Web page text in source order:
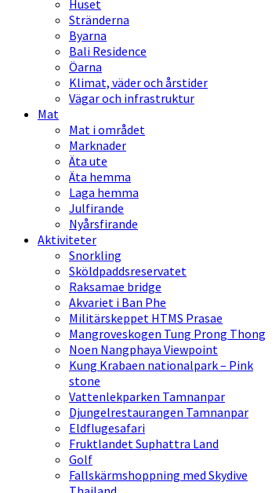
Huset
Stränderna
Byarna
Bali Residence
Öarna
Klimat, väder och årstider
Vägar och infrastruktur
Mat
Mat i området
Marknader
Äta ute
Äta hemma
Laga hemma
Julfirande
Nyårsfirande
Aktiviteter
Snorkling
Sköldpaddsreservatet
Raksamae bridge
Akvariet i Ban Phe
Militärskeppet HTMS Prasae
Mangroveskogen Tung Prong Thong
Noen Nangphaya Viewpoint
Kung Krabaen nationalpark – Pink
stone
Vattenlekparken Tamnanpar
Djungelrestaurangen Tamnanpar
Eldflugesafari
Fruktlandet Suphattra Land
Golf
Fallskärmshoppning med Skydive